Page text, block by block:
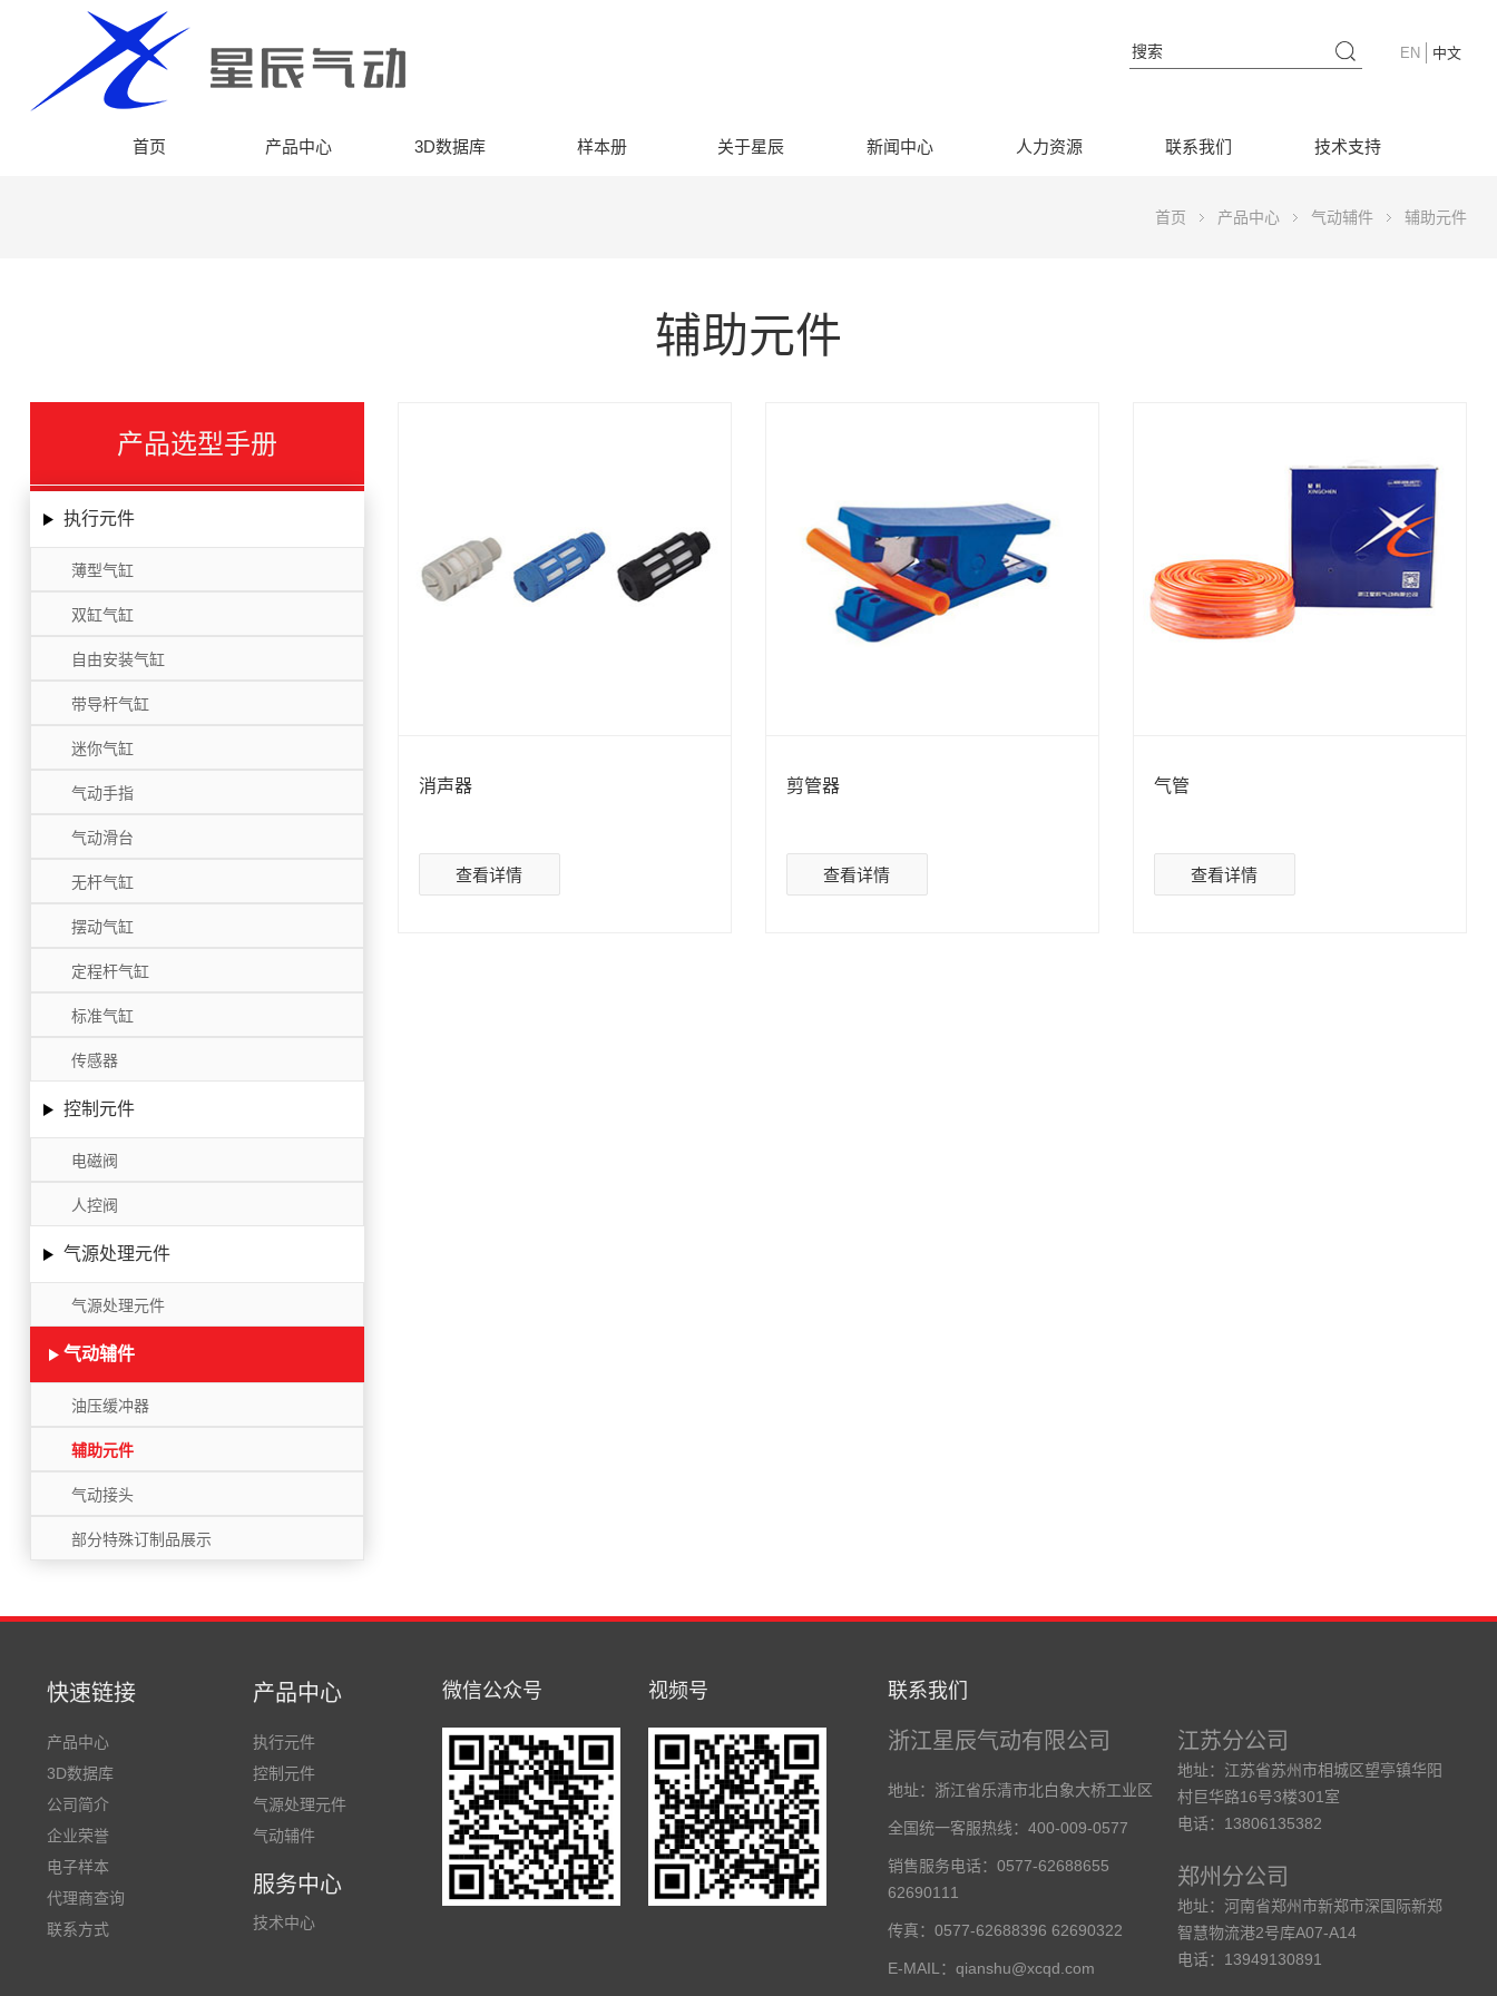
EN 中文
首页 产品中心 3D数据库 样本册 关于星辰 新闻中心 人力资源 联系我们 技术支持
首页 产品中心 气动辅件 辅助元件
辅助元件
产品选型手册
执行元件
薄型气缸
双缸气缸
自由安装气缸
带导杆气缸
迷你气缸
气动手指
气动滑台
无杆气缸
摆动气缸
定程杆气缸
标准气缸
传感器
控制元件
电磁阀
人控阀
气源处理元件
气源处理元件
气动辅件
油压缓冲器
辅助元件
气动接头
部分特殊订制品展示
消声器
查看详情
剪管器
查看详情
气管
查看详情
快速链接
产品中心
3D数据库
公司简介
企业荣誉
电子样本
代理商查询
联系方式
产品中心
执行元件
控制元件
气源处理元件
气动辅件
服务中心
技术中心
微信公众号 视频号 联系我们
浙江星辰气动有限公司
地址：浙江省乐清市北白象大桥工业区
全国统一客服热线：400-009-0577
销售服务电话：0577-62688655
62690111
传真：0577-62688396 62690322
E-MAIL：qianshu@xcqd.com
江苏分公司
地址：江苏省苏州市相城区望亭镇华阳
村巨华路16号3楼301室
电话：13806135382
郑州分公司
地址：河南省郑州市新郑市深国际新郑
智慧物流港2号库A07-A14
电话：13949130891